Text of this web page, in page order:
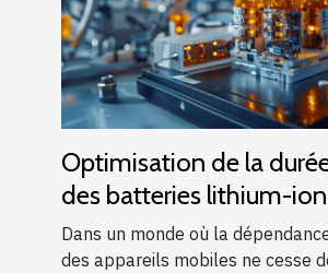
Optimisation de la
des batteries lithium-
appareils mobiles
Dans un monde où la
des appareils mobiles ne cesse